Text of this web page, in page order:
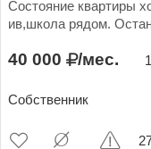
Состояние квартиры
ив,школа рядом.
40 000 /мес.
Собственник